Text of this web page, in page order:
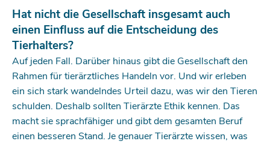
Hat nicht die Gesellschaft insgesamt auch
einen Einfluss auf die Entscheidung des
Tierhalters?
Auf jeden Fall. Darüber hinaus gibt die Gesellschaft den
Rahmen für tierärztliches Handeln vor. Und wir erleben
ein sich stark wandelndes Urteil dazu, was wir den Tieren
schulden. Deshalb sollten Tierärzte Ethik kennen. Das
macht sie sprachfähiger und gibt dem gesamten Beruf
einen besseren Stand. Je genauer Tierärzte wissen, was